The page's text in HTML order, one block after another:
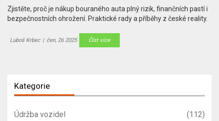
Zjistěte, proč je nákup bouraného auta plný rizik, finančních pastí i
bezpečnostních ohrožení. Praktické rady a příběhy z české reality.
Luboš Krbec | čen, 26 2025 Číst více
Kategorie
Údržba vozidel
(112)